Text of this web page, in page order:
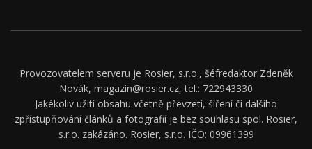
Provozovatelem serveru je Rosier, s.r.o., šéfredaktor Zdeněk
Novák, magazin@rosier.cz, tel.: 722943330
Jakékoliv užití obsahu včetně převzetí, šíření či dalšího
zpřístupňování článků a fotografií je bez souhlasu spol. Rosier,
s.r.o. zakázáno. Rosier, s.r.o. IČO: 09961399